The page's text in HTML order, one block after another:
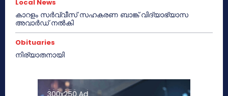
Local News
കാറളം സർവ്വീസ് സഹകരണ ബാങ്ക് വിദ്യാഭ്യാസ
അവാർഡ് നൽകി
Obituaries
നിര്യാതനായി